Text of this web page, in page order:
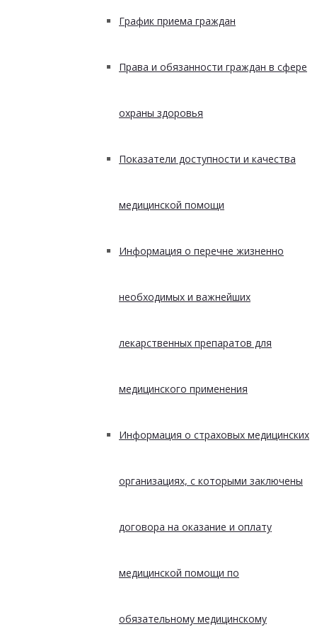
График приема граждан
Права и обязанности граждан в сфере
охраны здоровья
Показатели доступности и качества
медицинской помощи
Информация о перечне жизненно
необходимых и важнейших
лекарственных препаратов для
медицинского применения
Информация о страховых медицинских
организациях, с которыми заключены
договора на оказание и оплату
медицинской помощи по
обязательному медицинскому